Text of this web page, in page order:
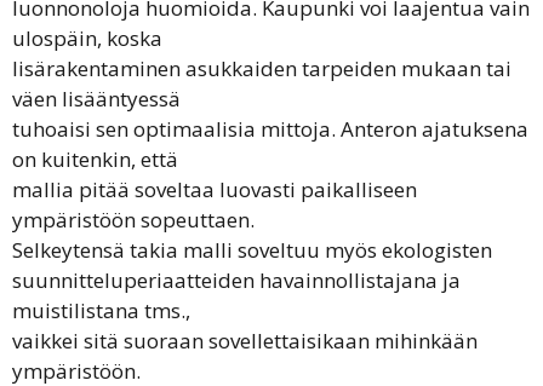
luonnonoloja huomioida. Kaupunki voi laajentua vain
ulospäin, koska
lisärakentaminen asukkaiden tarpeiden mukaan tai
väen lisääntyessä
tuhoaisi sen optimaalisia mittoja. Anteron ajatuksena
on kuitenkin, että
mallia pitää soveltaa luovasti paikalliseen
ympäristöön sopeuttaen.
Selkeytensä takia malli soveltuu myös ekologisten
suunnitteluperiaatteiden havainnollistajana ja
muistilistana tms.,
vaikkei sitä suoraan sovellettaisikaan mihinkään
ympäristöön.